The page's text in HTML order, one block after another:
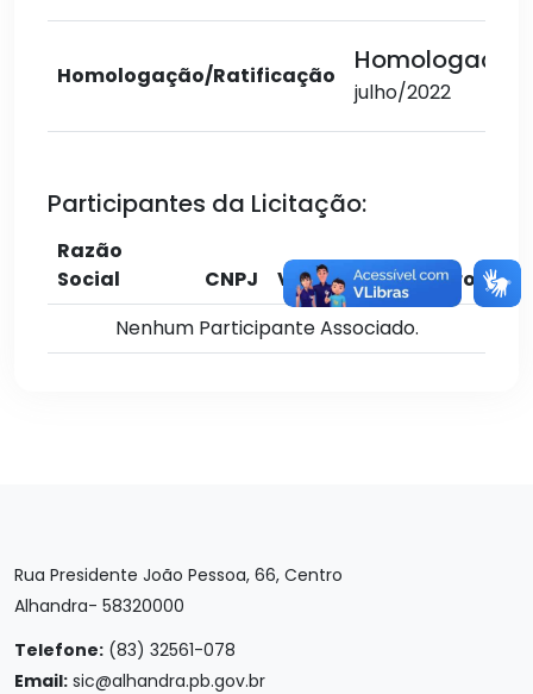
Homologação/Ratificação Homologação
julho/2022
Participantes da Licitação:
Razão
Social
CNPJ Valor
Cadastro
Nenhum Participante Associado.
Rua Presidente João Pessoa, 66, Centro
Alhandra- 58320000
Telefone: (83) 32561-078
Email: sic@alhandra.pb.gov.br